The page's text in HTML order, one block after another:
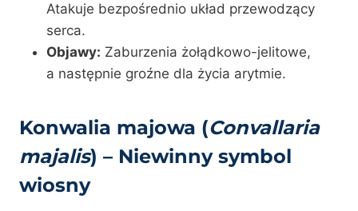
Atakuje bezpośrednio układ przewodzący
serca.
Objawy: Zaburzenia żołądkowo-jelitowe,
a następnie groźne dla życia arytmie.
Konwalia majowa (Convallaria
majalis) – Niewinny symbol
wiosny